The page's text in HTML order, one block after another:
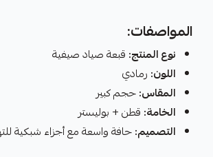
المواصفات:
نوع المنتج: قبعة صياد صيفية
اللون: رمادي
المقاس:حجم كبير
الخامة: قطن + بوليستر
التصميم:حافة واسعة مع أجزاء شبكية